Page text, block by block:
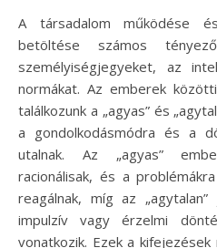
A társadalom működése és a különböző szerepek
betöltése számos
személyiségjegyeket, az
normákat. Az emberek
találkozunk a „agyas” és
a gondolkodásmódra és a
utalnak. Az „agyas”
racionálisak, és a
reagálnak, míg az
impulzív vagy érzelmi
vonatkozik. Ezek a